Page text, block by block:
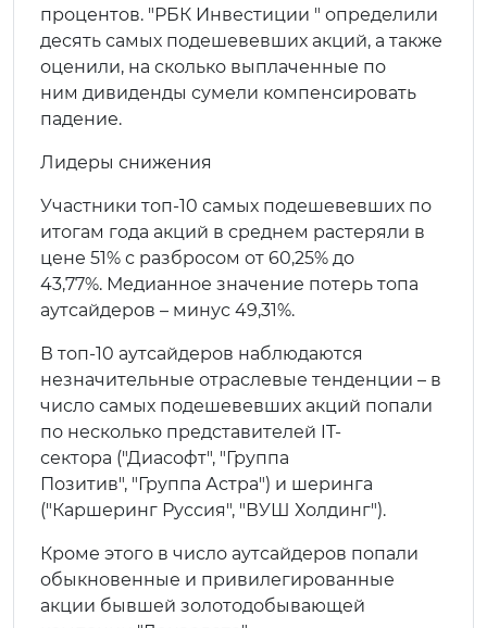
процентов. "РБК Инвестиции " определили
десять самых подешевевших акций, а также
оценили, на сколько выплаченные по
ним дивиденды сумели компенсировать
падение.
Лидеры снижения
Участники топ-10 самых подешевевших по
итогам года акций в среднем растеряли в
цене 51% с разбросом от 60,25% до
43,77%. Медианное значение потерь топа
аутсайдеров – минус 49,31%.
В топ-10 аутсайдеров наблюдаются
незначительные отраслевые тенденции – в
число самых подешевевших акций попали
по несколько представителей IT-
сектора ("Диасофт", "Группа
Позитив", "Группа Астра") и шеринга
("Каршеринг Руссия", "ВУШ Холдинг").
Кроме этого в число аутсайдеров попали
обыкновенные и привилегированные
акции бывшей золотодобывающей